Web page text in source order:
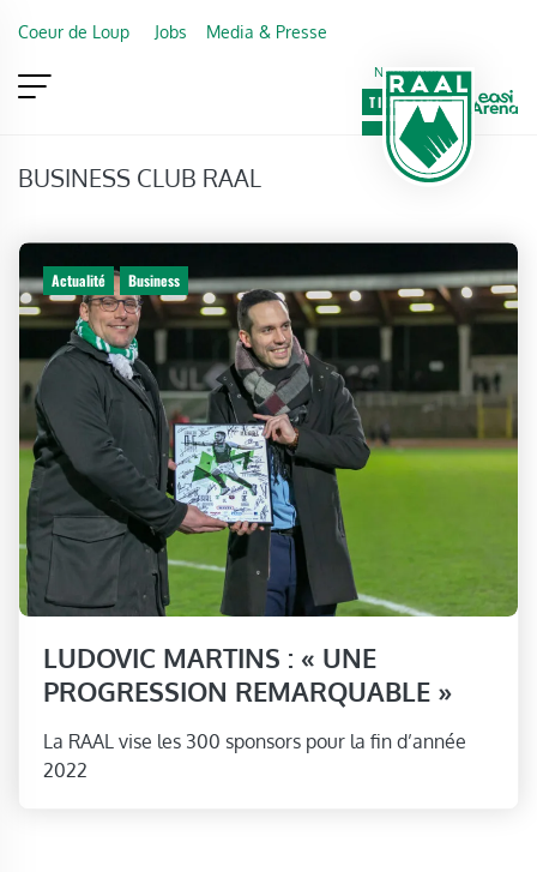
Coeur de Loup Jobs Media & Presse
Newsletter
TICKETING
VIP
FAN SHOP
BUSINESS CLUB RAAL
Actualité Business
LUDOVIC MARTINS : « UNE
PROGRESSION REMARQUABLE »
La RAAL vise les 300 sponsors pour la fin d’année
2022